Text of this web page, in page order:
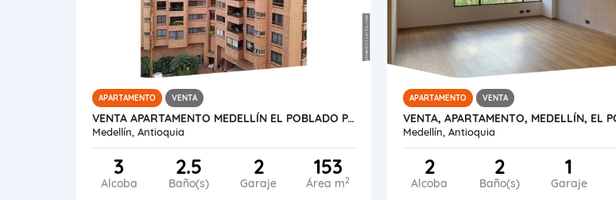
APARTAMENTO VENTA
VENTA APARTAMENTO MEDELLÍN EL POBLADO PATIO BONITO
Medellín, Antioquia
3
Alcoba
2.5
Baño(s)
2
Garaje
153
Área m2
APARTAMENTO VENTA
Medellín, Antioquia
2
Alcoba
2
Baño(s)
1
Garaje